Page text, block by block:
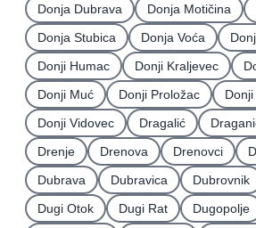
Donja Dubrava
Donja Motičina
Donja Stubica
Donja Voća
Donji Humac
Donji Kraljevec
Donji Muć
Donji Proložac
Donji Vidovec
Dragalić
Drenje
Drenova Drenovci
Dubrava
Dubravica Dubrovnik
Dugi Otok
Dugi Rat Dugopolje